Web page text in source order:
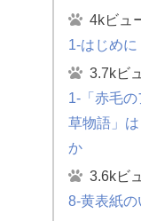
4kビュ
1-はじめに
3.7kビ
1-「赤毛
草物語」
か
3.6kビ
8-黄表紙の